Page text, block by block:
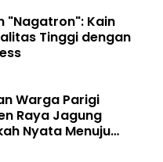
"Nagatron": Kain
Tinggi dengan
Warga Parigi
Raya Jagung
Nyata Menuju